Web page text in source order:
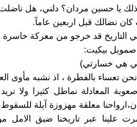
يا حسين مردان؟ دلني، هل
نضالك قبل اربعين عامآ.
التاريخ قد خرجو من معركة خاسرة
صمويل بيكيت:
هي خسارتي)
تعساء بالفطرة ، اذ نشبه مأوى
المعادلة نماطل كثيرا ولا
معلقة مهزوزة آيلة
علينا عبر تاريخنا ضيق